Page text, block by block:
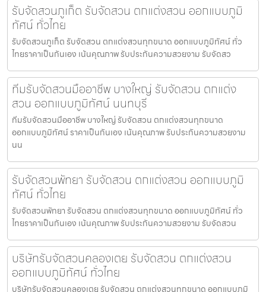
รับจัดสวนภูเก็ต รับจัดสวน ตกแต่งสวน ออกแบบภูมิ
ทัศน์ ทั่วไทย
รับจัดสวนภูเก็ต รับจัดสวน ตกแต่งสวนทุกขนาด ออกแบบภูมิทัศน์ ทั่ว
ไทยราคาเป็นกันเอง เน้นคุณภาพ รับประกันความสวยงาม รับจัดสว
ทีมรับจัดสวนมืออาชีพ บางใหญ่ รับจัดสวน ตกแต่ง
สวน ออกแบบภูมิทัศน์ นนทบุรี
ทีมรับจัดสวนมืออาชีพ บางใหญ่ รับจัดสวน ตกแต่งสวนทุกขนาด
ออกแบบภูมิทัศน์ ราคาเป็นกันเอง เน้นคุณภาพ รับประกันความสวยงาม
นน
รับจัดสวนพัทยา รับจัดสวน ตกแต่งสวน ออกแบบภูมิ
ทัศน์ ทั่วไทย
รับจัดสวนพัทยา รับจัดสวน ตกแต่งสวนทุกขนาด ออกแบบภูมิทัศน์ ทั่ว
ไทยราคาเป็นกันเอง เน้นคุณภาพ รับประกันความสวยงาม รับจัดสวน
บริษัทรับจัดสวนคลองเตย รับจัดสวน ตกแต่งสวน
ออกแบบภูมิทัศน์ ทั่วไทย
บริษัทรับจัดสวนคลองเตย รับจัดสวน ตกแต่งสวนทุกขนาด ออกแบบภูมิ